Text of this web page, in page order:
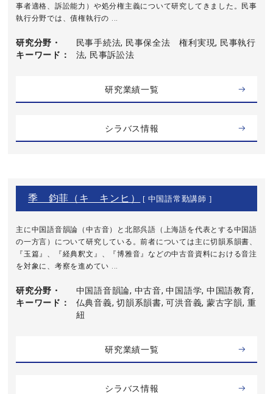
事者適格、訴訟能力）や処分権主義について研究してきました。民事
執行分野では、債権執行の ...
研究分野・
キーワード
民事手続法, 民事保全法 権利実現, 民事執行
法, 民事訴訟法
研究業績一覧
シラバス情報
季 鈞菲（キ キンヒ） [ 中国語常勤講師 ]
主に中国語音韻論（中古音）と北部呉語（上海語を代表とする中国語
の一方言）について研究している。前者については主に切韻系韻書、
『玉篇』、『経典釈文』、『博雅音』などの中古音資料における音注
を対象に、考察を進めてい ...
研究分野・
キーワード
中国語音韻論, 中古音, 中国語学, 中国語教育,
仏典音義, 切韻系韻書, 可洪音義, 蒙古字韻, 重
紐
研究業績一覧
シラバス情報